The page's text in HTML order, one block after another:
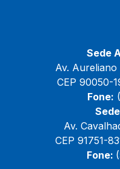
Sede
Av. Aureliano
CEP 90050-
Fone:
Av.
CEP 91751-
Fone: